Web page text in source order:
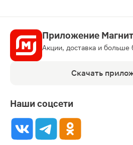
Приложение Магнит
Акции, доставка и больше
Скачать
Наши соцсети